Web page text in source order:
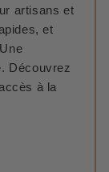
artisans et
et
Découvrez
à la